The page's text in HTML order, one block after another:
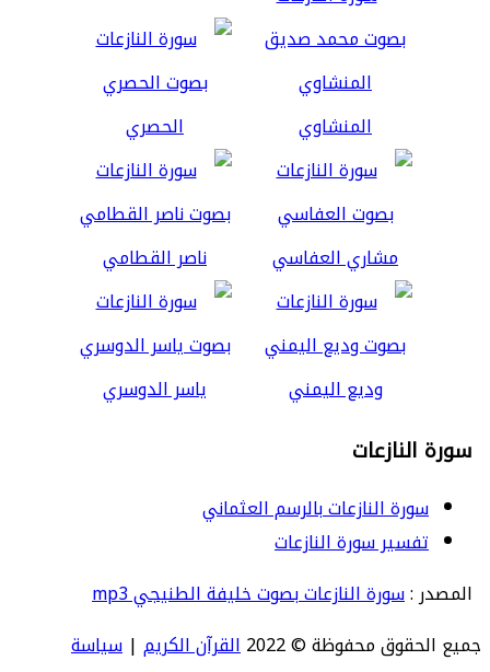
المنشاوي الحصري
مشاري العفاسي ناصر القطامي
وديع اليمني ياسر الدوسري
سورة النازعات
سورة النازعات بالرسم العثماني
تفسير سورة النازعات
المصدر :سورة النازعات بصوت خليفة الطنيجي mp3
جميع الحقوق محفوظة © 2022
القرآن الكريم | سياسة